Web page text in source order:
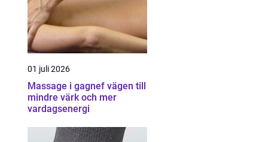
01 juli 2026
Massage i gagnef vägen till
mindre värk och mer
vardagsenergi